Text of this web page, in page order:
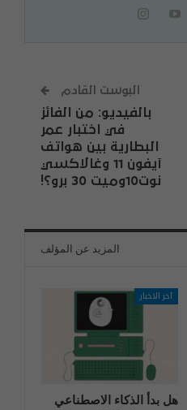
البوست القادم
بالفيديو: من الفائز
في اختبار عمر
البطارية بين هواتف
آيفون 11 وغالاكسي
نوت10وميت 30 برو؟!
المزيد عن المؤلف
آخر الاخبار
هل بدأ الذكاء الاصطناعي